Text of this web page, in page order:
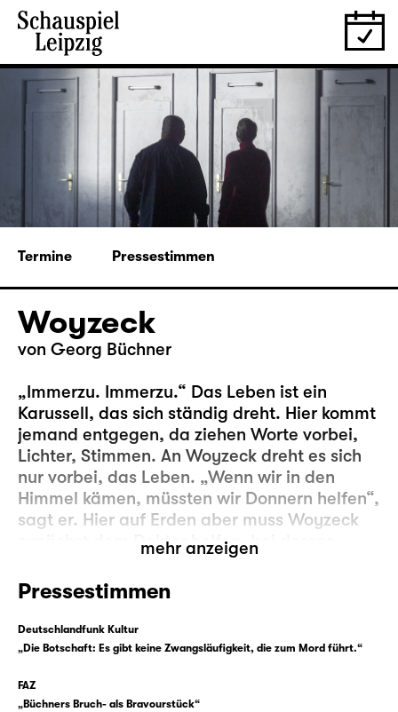
Termine Pressestimmen
Woyzeck
von Georg Büchner
„Immerzu. Immerzu.“ Das Leben ist ein
Karussell, das sich ständig dreht. Hier kommt
jemand entgegen, da ziehen Worte vorbei,
Lichter, Stimmen. An Woyzeck dreht es sich
nur vorbei, das Leben. „Wenn wir in den
Himmel kämen, müssten wir Donnern helfen“,
sagt er. Hier auf Erden aber muss Woyzeck
zunächst dem Doktor helfen, bei dessen
medizinischen Experimenten. Jeden Morgen
muss er zum Hauptmann und ihm zu Hilfe
sein. Er muss in die Kaserne. Und dann gibt
es noch Marie, die er liebt und mit der er ein
Kind hat. Auch dort sollte er helfen. Mehr, als
nie. Den anderen nicht, und ihm auch nicht.
mehr anzeigen
Pressestimmen
Deutschlandfunk Kultur
„Die Botschaft: Es gibt keine Zwangsläufigkeit, die zum Mord führt.“
FAZ
„Büchners Bruch- als Bravourstück“